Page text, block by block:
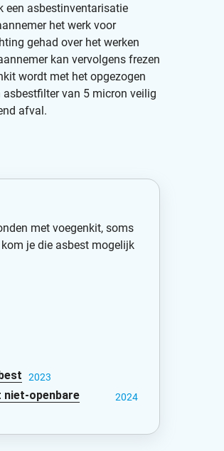
een asbestinventarisatie
het werk voor
gehad over het werken
kan vervolgens frezen
wordt met het opgezogen
van 5 micron veilig
afval.
met voegenkit, soms
je die asbest mogelijk
2023
niet-openbare
2024